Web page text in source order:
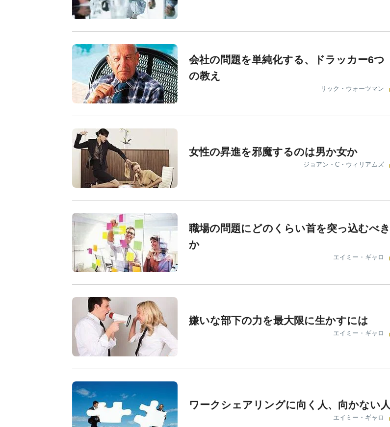
会社の問題を単純化する、ドラッカー6つ
の教え
リック・ウォーツマン
女性の昇進を邪魔するのは男か女か
ジョアン・C・ウィリアムズ
職場の問題にどのくらい首を突っ込むべき
か
エイミー・ギャロ
嫌いな部下の力を最大限に生かすには
エイミー・ギャロ
ワークシェアリングに向く人、向かない人
エイミー・ギャロ